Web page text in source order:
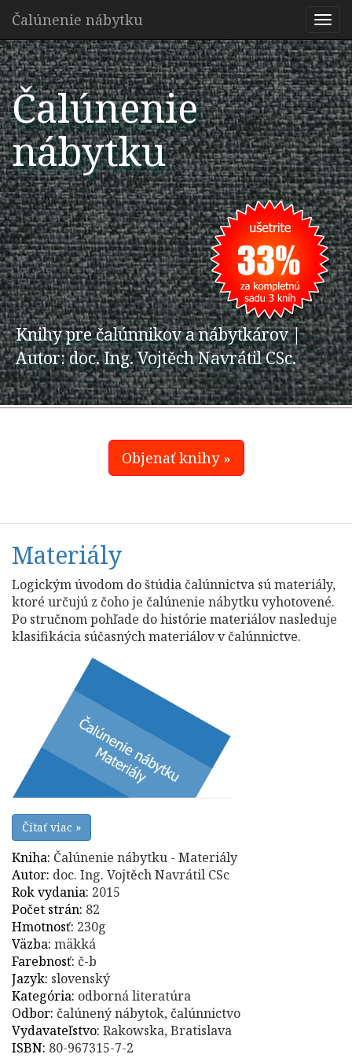
Čalúnenie
nábytku
Knihy pre čalúnnikov a nábytkárov |
Autor: doc. Ing. Vojtěch Navrátil CSc.
Objenať knihy »
Materiály
Logickým úvodom do štúdia čalúnnictva sú materiály,
ktoré určujú z čoho je čalúnenie nábytku vyhotovené.
Po stručnom pohľade do histórie materiálov nasleduje
klasifikácia súčasných materiálov v čalúnnictve.
Čítať viac »
Kniha: Čalúnenie nábytku - Materiály
Autor: doc. Ing. Vojtěch Navrátil CSc
Rok vydania: 2015
Počet strán: 82
Hmotnosť: 230g
Väzba: mäkká
Farebnosť: č-b
Jazyk: slovenský
Kategória: odborná literatúra
Odbor: čalúnený nábytok, čalúnnictvo
Vydavateľstvo: Rakowska, Bratislava
ISBN: 80-967315-7-2
Čalúnenie nábytku